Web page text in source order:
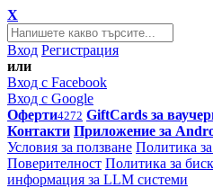
X
Вход Регистрация
или
Вход с Facebook
Вход с Google
Оферти4272 GiftCards за
Контакти Приложение за
Условия за ползване Политика
Поверителност Политика за
информация за LLM системи